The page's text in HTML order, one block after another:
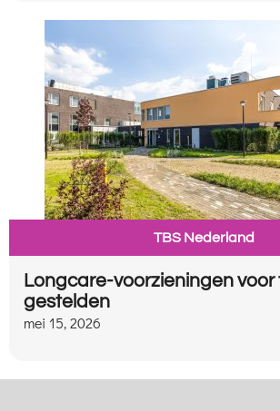
TBS Nederland
Longcare-voorzieningen voor
gestelden
mei 15, 2026